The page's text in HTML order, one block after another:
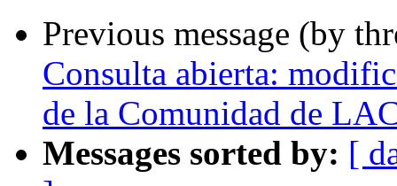
Previous message (by
Consulta abierta:
de la Comunidad de
Messages sorted by: [